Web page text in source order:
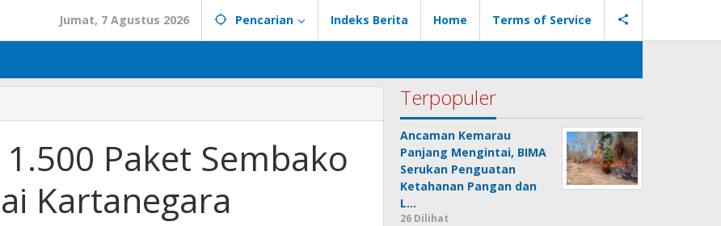
Jumat, 7 Agustus 2026 Pencarian Indeks Berita Home Terms of Service
Paket Sembako
Kartanegara
Terpopuler
Ancaman Kemarau
Panjang Mengintai, BIMA
Serukan Penguatan
Ketahanan Pangan dan
L…
26 Dilihat